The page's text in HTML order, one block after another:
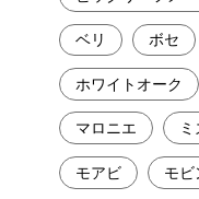
ベリ ボセ
ホワイトオーク
マロニエ
モアビ モビ